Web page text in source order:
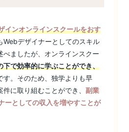
インオンラインスクールをおす
Webデザイナーとしてのスキル
べましたが、オンラインスクー
下で効率的に学ぶことができ、
す。そのため、独学よりも早
に取り組むことができ、 副業
ーとしての収入を増やすことが